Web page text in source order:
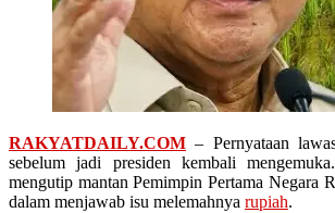
RAKYATDAILY.COM – Pernyataan
sebelum jadi presiden kembali
mengutip mantan Pemimpin Pertama Negara
dalam menjawab isu melemahnya rupiah.